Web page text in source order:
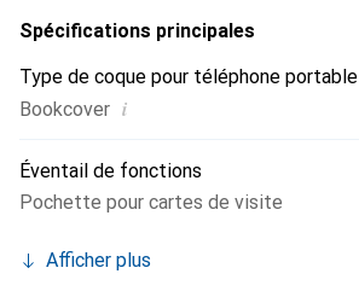
Spécifications principales
Type de coque pour téléphone portable
Bookcover i
Éventail de fonctions
Pochette pour cartes de visite
Afficher plus